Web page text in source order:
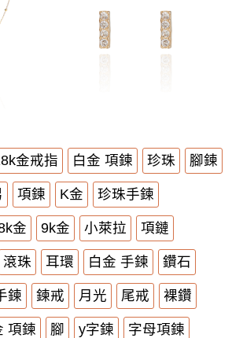
金戒指 白金 項鍊 珍珠 腳鍊
項鍊 K金 珍珠手鍊
金 9k金 小萊拉 項鏈
滾珠 耳環 白金 手鍊 鑽石
鍊 鍊戒 月光 尾戒 裸鑽
項鍊 腳 y字鍊 字母項鍊